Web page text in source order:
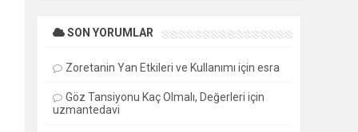
SON YORUMLAR
Zoretanin Yan Etkileri ve Kullanımı için esra
Göz Tansiyonu Kaç Olmalı, Değerleri için
uzmantedavi